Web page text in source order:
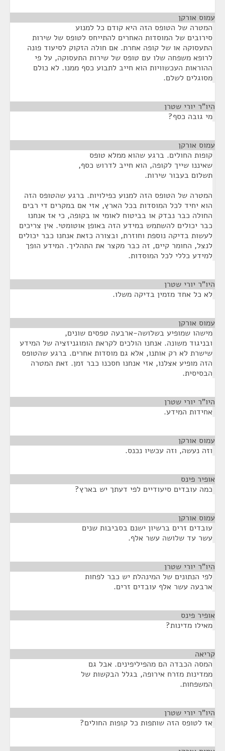
עמוס אורקן
המטרה של הטופס הזה היא קודם כל למנוע
סירובים של המוסדות האחרים להתייחס לטופס של שירות
התעסוקה או של קופה אחרת. אם חולה הזקוק לסיעוד פונה
לרופא משפחה שלו עם טופס של שירות התעסוקה, על פי
ההוראות העכשוויות הוא חייב לתבוע כסף ממנו. לא כולם
מסוגלים לשלם.
היו"ר יורי שטרן
מי גובה כסף?
עמוס אורקן
קופות החולים. ברגע שהוא ממלא טופס
שאיננו שייך לקופה, הוא חייב לדרוש כסף,
תשלום בעבור שירות.
המטרה של הטופס הזה למנוע כפילויות. ברגע שהטופס הזה
הוא יחיד לכל המוסדות בכל הארץ, אזי אם במקרים די רבים
החולה כבר נבדק או בביטוח לאומי או בקופה, כי אז אנחנו
כבר יכולים להשתמש במידע הזה באופן אוטומטי. אין צריכים
לעשות בדיקה נוספת וחוזרת, ובצורה כזאת אנחנו כבר יכולים
לנצל, החומר קיים, זה כבר מקצר את התהליך. המידע הופך
למידע כללי לכל המוסדות.
היו"ר יורי שטרן
לא כל אחד מזמין בדיקה משלו.
עמוס אורקן
מישהו שמופיע בשלושה-ארבעה טפסים שונים,
ובניגוד משונה. אנחנו הולכים לקראת הומוגניזציה של המידע
שישרת לא רק אותנו, אלא גם מוסדות אחרים. ברגע שהטופס
הזה מופיע אצלנו, אזי אנחנו חסכנו כבר זמן. זאת המטרה
הבסיסית.
היו"ר יורי שטרן
אחידות המידע.
עמוס אורקן
וזה נעשה, וזה עכשיו נכנס.
אופיר פינס
כמה עובדים סיעודיים לפי דעתך יש בארץ?
עמוס אורקן
עובדים זרים ברשיון ישנם בסביבות שנים
עשר עד שלושה עשר אלף.
היו"ר יורי שטרן
לפי הנתונים של המינהלת יש כבר לפחות
ארבעה עשר אלף עובדים זרים.
אופיר פינס
מאילו מדינות?
קריאה
המסה הכבדה הם מהפיליפינים. אבל גם
ממדינות מזרח אירופה, בגלל הבקשות של
המשפחות.
היו"ר יורי שטרן
אז לטופס הזה שותפות כל קופות החולים?